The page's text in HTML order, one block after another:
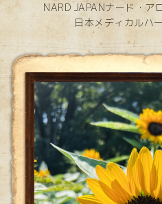
NARD JAPANナード・ア
日本メディカルハ